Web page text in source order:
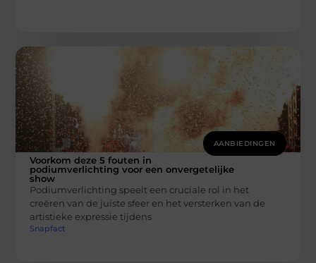
AANBIEDINGEN
Voorkom deze 5 fouten in
podiumverlichting voor een onvergetelijke
show
Podiumverlichting speelt een cruciale rol in het
creëren van de juiste sfeer en het versterken van de
artistieke expressie tijdens
Snapfact